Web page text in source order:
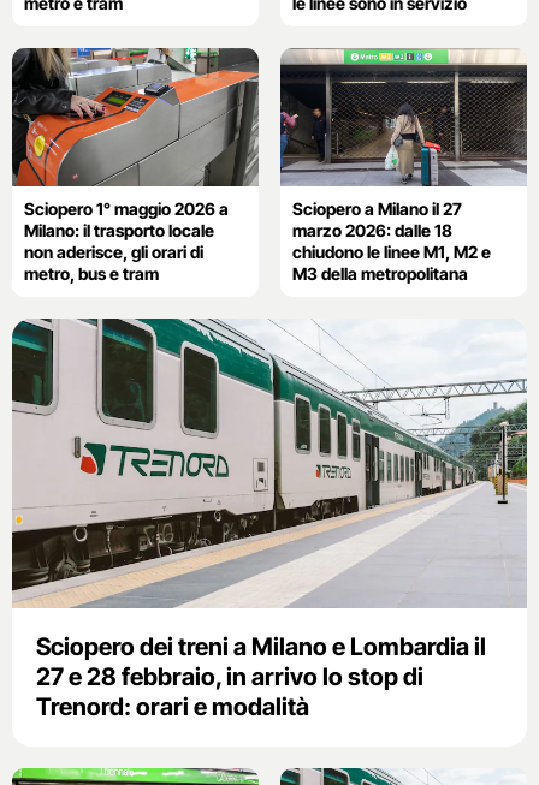
Sciopero 1° maggio 2026 a
Milano: il trasporto locale
non aderisce, gli orari di
metro, bus e tram
Sciopero a Milano il 27
marzo 2026: dalle 18
chiudono le linee M1, M2 e
M3 della metropolitana
Sciopero dei treni a Milano e Lombardia il
27 e 28 febbraio, in arrivo lo stop di
Trenord: orari e modalità